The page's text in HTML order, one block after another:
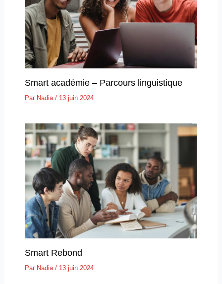
Smart académie – Parcours linguistique
Par Nadia / 13 juin 2024
Smart Rebond
Par Nadia / 13 juin 2024